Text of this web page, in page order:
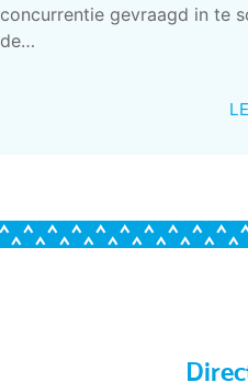
concurrentie gevraagd in te
de…